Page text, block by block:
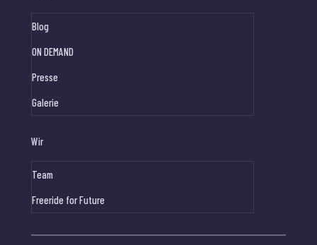
Blog
ON DEMAND
Presse
Galerie
Wir
Team
Freeride for Future